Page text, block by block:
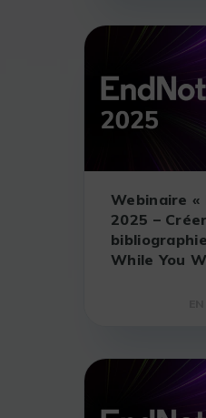
Webinaire «
2025 –
While You